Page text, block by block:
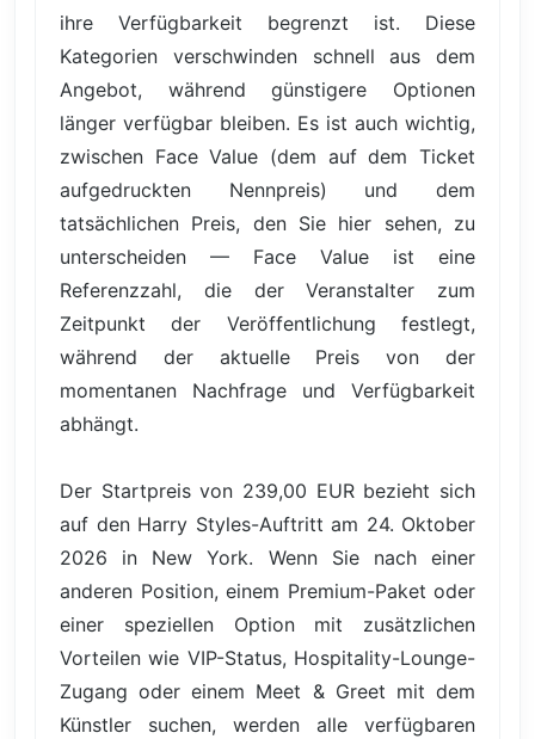
ihre Verfügbarkeit begrenzt ist. Diese
Kategorien verschwinden schnell aus dem
Angebot, während günstigere Optionen
länger verfügbar bleiben. Es ist auch wichtig,
zwischen Face Value (dem auf dem Ticket
aufgedruckten Nennpreis) und dem
tatsächlichen Preis, den Sie hier sehen, zu
unterscheiden — Face Value ist eine
Referenzzahl, die der Veranstalter zum
Zeitpunkt der Veröffentlichung festlegt,
während der aktuelle Preis von der
momentanen Nachfrage und Verfügbarkeit
abhängt.
Der Startpreis von 239,00 EUR bezieht sich
auf den Harry Styles-Auftritt am 24. Oktober
2026 in New York. Wenn Sie nach einer
anderen Position, einem Premium-Paket oder
einer speziellen Option mit zusätzlichen
Vorteilen wie VIP-Status, Hospitality-Lounge-
Zugang oder einem Meet & Greet mit dem
Künstler suchen, werden alle verfügbaren